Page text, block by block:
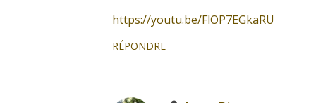
https://youtu.be/FlOP7EGkaRU
RÉPONDRE